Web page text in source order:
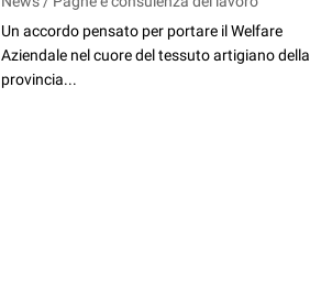
Un accordo pensato per portare il Welfare
Aziendale nel cuore del tessuto artigiano della
provincia...